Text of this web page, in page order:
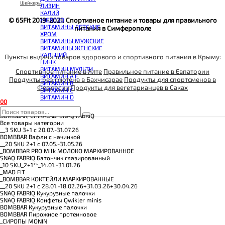
КРЕАТИН
ПОЛЕЗНЫЕ ЖИРЫ
ПРОТЕИН
ПРОТЕИНОВОЕ ПЕЧЕНЬЕ
ПРОТЕИНОВЫЕ БАТОНЧИКИ
ПРОТЕИНОВЫЕ КАШИ
ТЕСТОБУСТЕРЫ
ЦИТРУЛЛИН МАЛАТ
ПРЕДТРЕНИРОВОЧНЫЕ КОМПЛЕКСЫ
ЭНЕРГЕТИКИ И ЖИРОСЖИГАТЕЛИ#
ЛИЗИН
КАЛИЙ
ЖЕЛЕЗО
ВИТАМИНЫ ДЕТСКИЕ
ХРОМ
ВИТАМИНЫ МУЖСКИЕ
ВИТАМИНЫ ЖЕНСКИЕ
КАЛЬЦИЙ
ЦИНК
ВИТАМИН МУЛЬТИ
ВИТАМИН A E
ВИТАМИН B
ВИТАМИН C
ВИТАМИН D
Шейкеры
© 65Fit 2019-2021. Спортивное питание и товары для правильного
питания в Симферополе
Пункты выдачи товаров здорового и спортивного питания в Крыму:
Спортивное питание в Ялте Правильное питание в Евпатории
Продукты без глютена в Бахчисарае Продукты для спортсменов в
ФеодосииПродукты для вегетарианцев в Саках
00
Категории
BOMBBAR, CHIKALAB, SNAQ FABRIQ
Все товары категории
__3 SKU 3+1 с 20.07.-31.07.26
BOMBBAR Вафли с начинкой
__20 SKU 2+1 с 07.05.-31.05.26
_BOMBBAR PRO Milk МОЛОКО МАРКИРОВАННОЕ
SNAQ FABRIQ Батончик глазированный
_10 SKU_2+1**_14.01.-31.01.26
_MAD FIT
_BOMBBAR КОКТЕЙЛИ МАРКИРОВАННЫЕ
__20 SKU 2+1 с 28.01.-18.02.26+31.03.26+30.04.26
SNAQ FABRIQ Кукурузные палочки
SNAQ FABRIQ Конфеты Qwikler minis
BOMBBAR Кукурузные палочки
BOMBBAR Пирожное протеиновое
_CИРОПЫ MONIN